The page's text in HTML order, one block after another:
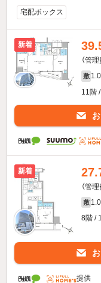
宅配ボックス
新着
（管
敷
11階
新着
（管
敷
8階 /
提供